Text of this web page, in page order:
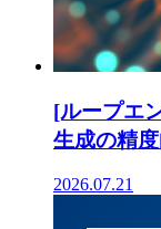
[ループエ
生成の精
2026.07.21